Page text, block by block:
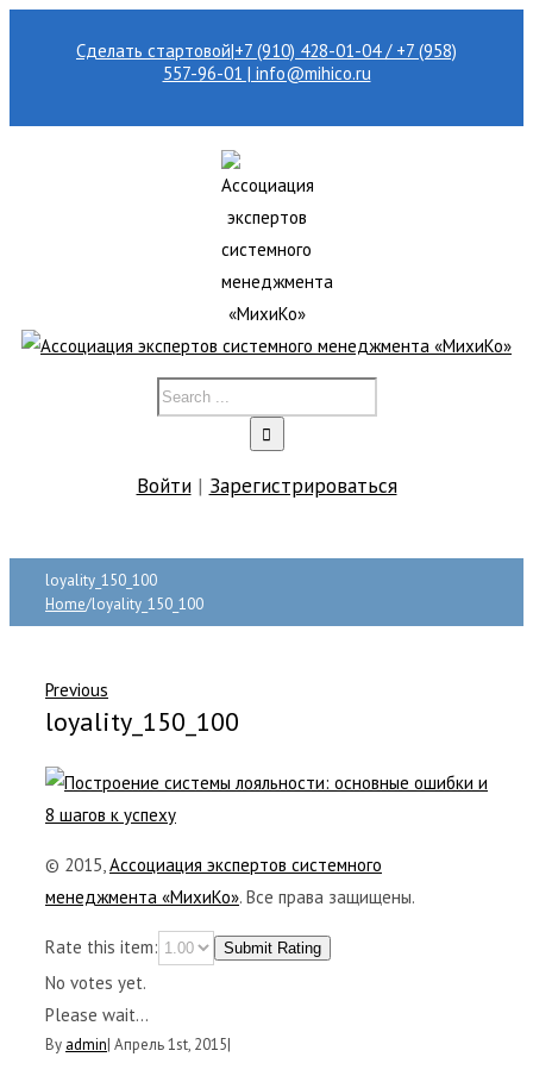
Сделать стартовой|+7 (910) 428-01-04 / +7 (958)
557-96-01 | info@mihico.ru
Войти| Зарегистрироваться
loyality_150_100
Home/loyality_150_100
Previous
loyality_150_100
© 2015,Ассоциация экспертов системного
менеджмента «МихиКо». Все права защищены.
Rate this item: Submit Rating
No votes yet.
Please wait...
By admin| Апрель 1st, 2015|